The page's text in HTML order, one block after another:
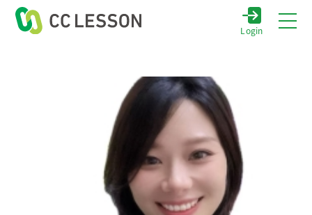
Login